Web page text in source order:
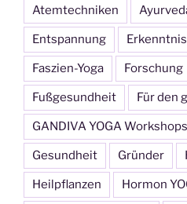
Atemtechniken
Entspannung Erkenntnis
Faszien-Yoga Forschung
Fußgesundheit Für den
GANDIVA YOGA Workshops
Gesundheit Gründer
Heilpflanzen Hormon